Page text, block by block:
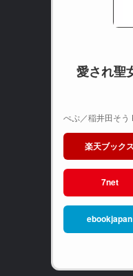
愛され聖
ぺぷ／稲井田そう
楽天ブックス
7net
ebookjapan